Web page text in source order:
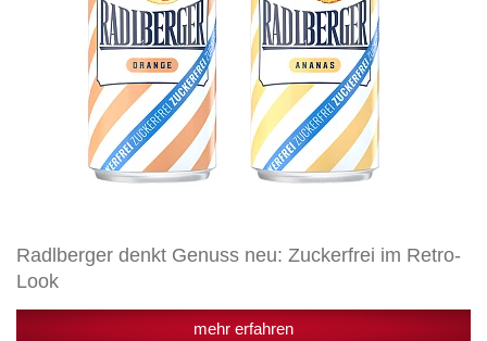
Radlberger denkt Genuss neu: Zuckerfrei im Retro-
Look
mehr erfahren